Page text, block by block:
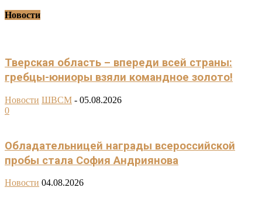
Новости
Тверская область – впереди всей страны:
гребцы-юниоры взяли командное золото!
Новости ШВСМ - 05.08.2026
0
Обладательницей награды всероссийской
пробы стала София Андриянова
Новости 04.08.2026